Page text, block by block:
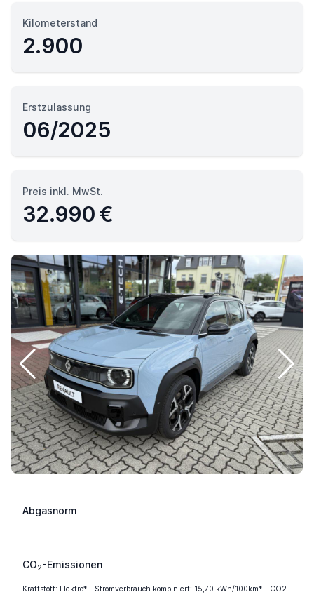
Kilometerstand
2.900
Erstzulassung
06/2025
Preis inkl. MwSt.
32.990 €
Abgasnorm
CO2-Emissionen
Kraftstoff: Elektro* – Stromverbrauch kombiniert: 15,70 kWh/100km* – CO2-